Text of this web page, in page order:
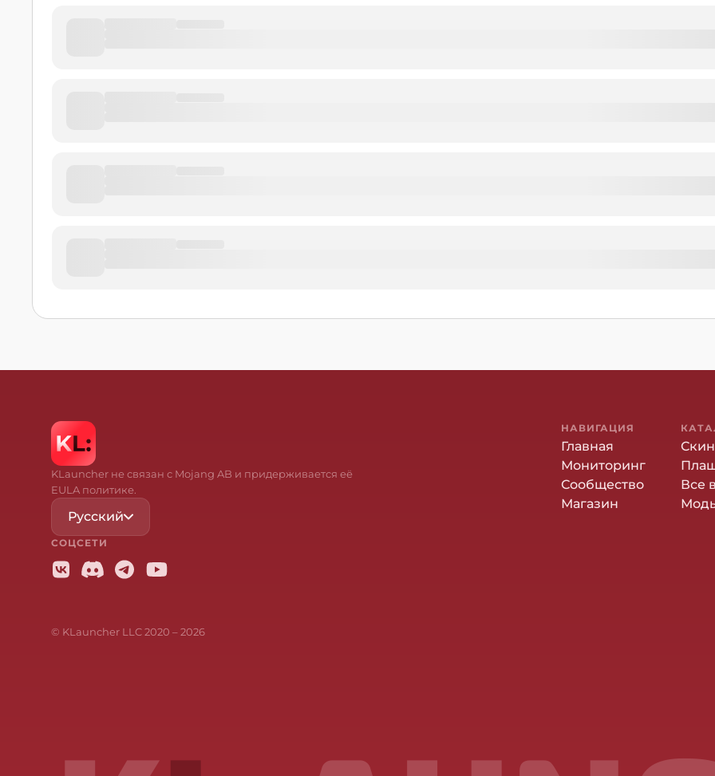
KLauncher не связан с Mojang AB и придерживается её
EULA политике.
Русский
СОЦСЕТИ
НАВИГАЦИЯ
Главная
Мониторинг
Сообщество
Магазин
Все
© KLauncher LLC 2020 –2026